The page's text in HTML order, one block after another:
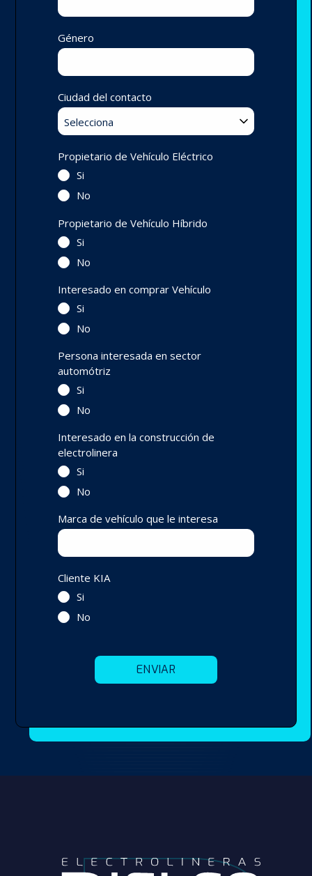
Género
Ciudad del contacto
Propietario de Vehículo Eléctrico
Si
No
Propietario de Vehículo Híbrido
Si
No
Interesado en comprar Vehículo
Si
No
Persona interesada en sector
automótriz
Si
No
Interesado en la construcción de
electrolinera
Si
No
Marca de vehículo que le interesa
Cliente KIA
Si
No